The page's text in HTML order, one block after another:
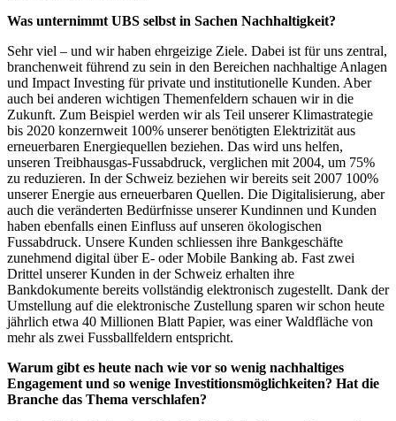
Was unternimmt UBS selbst in Sachen Nachhaltigkeit?
Sehr viel – und wir haben ehrgeizige Ziele. Dabei ist für uns zentral,
branchenweit führend zu sein in den Bereichen nachhaltige Anlagen
und Impact Investing für private und institutionelle Kunden. Aber
auch bei anderen wichtigen Themenfeldern schauen wir in die
Zukunft. Zum Beispiel werden wir als Teil unserer Klimastrategie
bis 2020 konzernweit 100% unserer benötigten Elektrizität aus
erneuerbaren Energiequellen beziehen. Das wird uns helfen,
unseren Treibhausgas-Fussabdruck, verglichen mit 2004, um 75%
zu reduzieren. In der Schweiz beziehen wir bereits seit 2007 100%
unserer Energie aus erneuerbaren Quellen. Die Digitalisierung, aber
auch die veränderten Bedürfnisse unserer Kundinnen und Kunden
haben ebenfalls einen Einfluss auf unseren ökologischen
Fussabdruck. Unsere Kunden schliessen ihre Bankgeschäfte
zunehmend digital über E- oder Mobile Banking ab. Fast zwei
Drittel unserer Kunden in der Schweiz erhalten ihre
Bankdokumente bereits vollständig elektronisch zugestellt. Dank der
Umstellung auf die elektronische Zustellung sparen wir schon heute
jährlich etwa 40 Millionen Blatt Papier, was einer Waldfläche von
mehr als zwei Fussballfeldern entspricht.
Warum gibt es heute nach wie vor so wenig nachhaltiges
Engagement und so wenige Investitionsmöglichkeiten? Hat die
Branche das Thema verschlafen?